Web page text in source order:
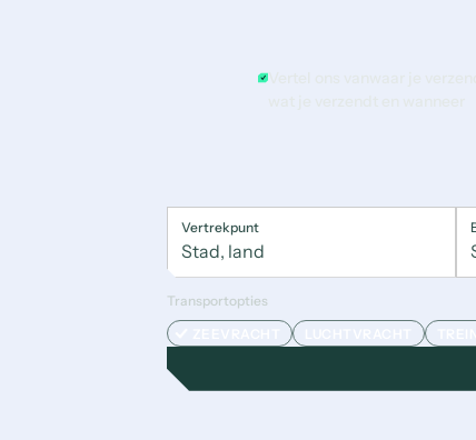
Vertel ons vanwaar je
Vertrekpunt
Transportopties